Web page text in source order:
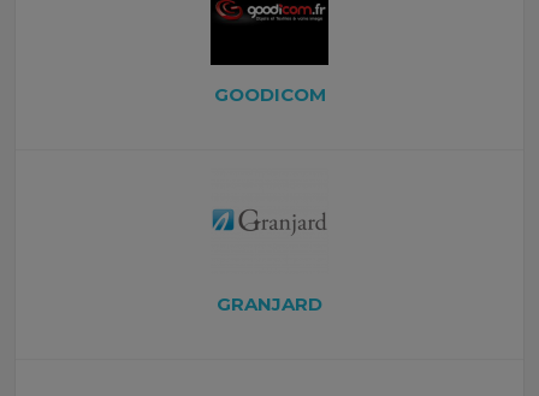
GOODICOM
GRANJARD